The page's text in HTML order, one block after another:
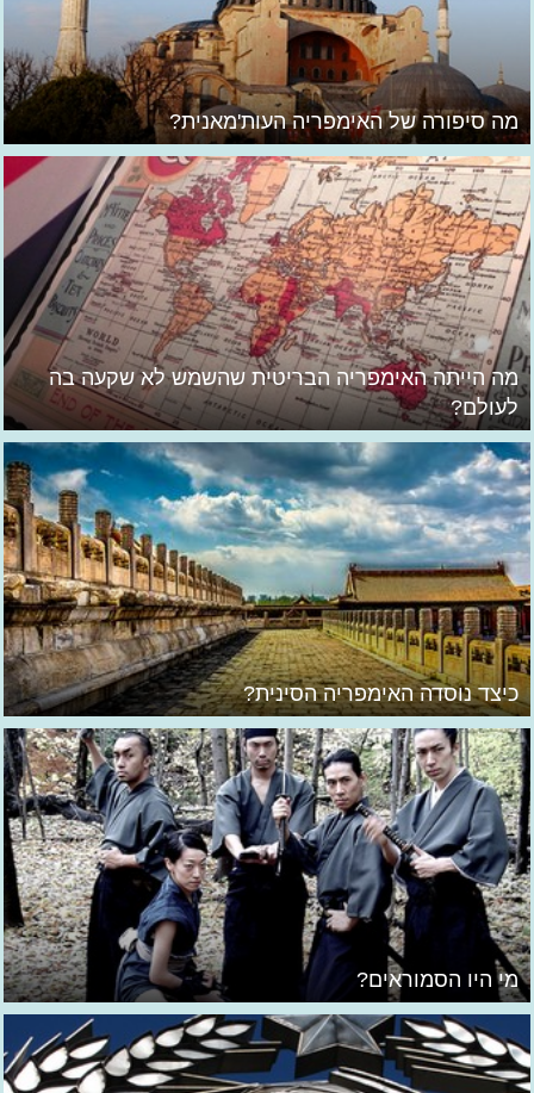
מה סיפורה של האימפריה העות'מאנית?
מה הייתה האימפריה הבריטית שהשמש לא שקעה בה
לעולם?
כיצד נוסדה האימפריה הסינית?
מי היו הסמוראים?